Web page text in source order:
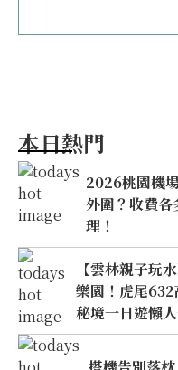
本日熱門
2026桃園機
外圍？收費
理！
【雲林親子玩
樂園！虎尾
秘境一日遊懶